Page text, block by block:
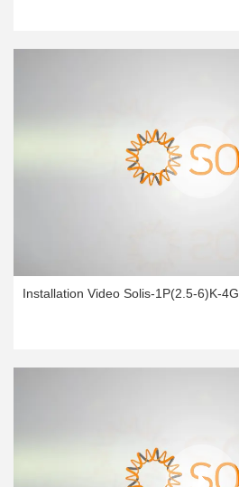
Installation Video Solis-1P(2.5-6)K-4G